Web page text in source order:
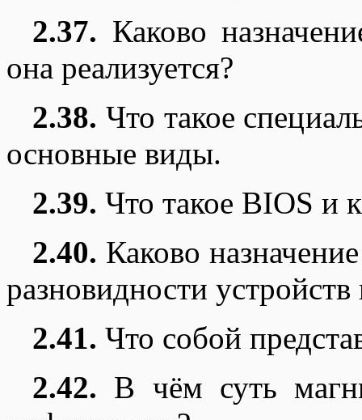
2.37. Каково
она реализуется?
2.38. Что такое
основные виды.
2.39. Что такое BIOS и
2.40. Каково
разновидности
2.41. Что собой
2.42. В чём суть